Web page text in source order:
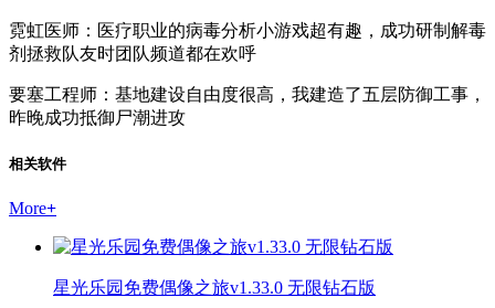
霓虹医师：医疗职业的病毒分析小游戏超有趣，成功研制解毒
剂拯救队友时团队频道都在欢呼
要塞工程师：基地建设自由度很高，我建造了五层防御工事，
昨晚成功抵御尸潮进攻
相关软件
More+
星光乐园免费偶像之旅v1.33.0 无限钻石版